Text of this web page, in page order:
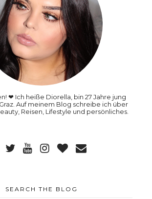
❤ Ich heiße Diorella, bin 27 Jahre jung
Auf meinem Blog schreibe ich über
Reisen, Lifestyle und persönliches.
SEARCH THE BLOG